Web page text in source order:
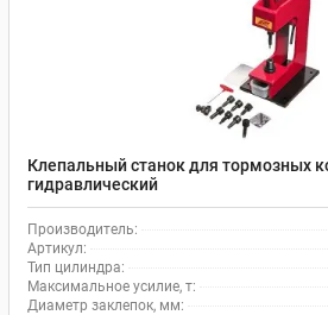
Клепальный станок для тормозных
гидравлический
Производитель:
Артикул:
Тип цилиндра:
Максимальное усилие, т:
Диаметр заклепок, мм: